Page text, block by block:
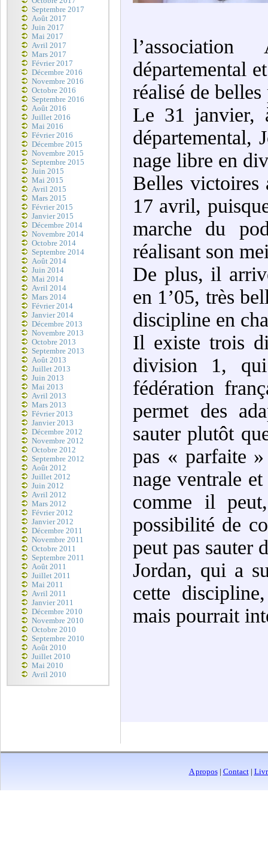
Septembre 2017
Août 2017
Juin 2017
Mai 2017
Avril 2017
Mars 2017
Février 2017
Décembre 2016
Novembre 2016
Octobre 2016
Septembre 2016
Août 2016
Juillet 2016
Mai 2016
Février 2016
Décembre 2015
Novembre 2015
Septembre 2015
Juin 2015
Mai 2015
Avril 2015
Mars 2015
Février 2015
Janvier 2015
Décembre 2014
Novembre 2014
Octobre 2014
Septembre 2014
Août 2014
Juin 2014
Mai 2014
Avril 2014
Mars 2014
Février 2014
Janvier 2014
Décembre 2013
Novembre 2013
Octobre 2013
Septembre 2013
Août 2013
Juillet 2013
Juin 2013
Mai 2013
Avril 2013
Mars 2013
Février 2013
Janvier 2013
Décembre 2012
Novembre 2012
Octobre 2012
Septembre 2012
Août 2012
Juillet 2012
Juin 2012
Avril 2012
Mars 2012
Février 2012
Janvier 2012
Décembre 2011
Novembre 2011
Octobre 2011
Septembre 2011
Août 2011
Juillet 2011
Mai 2011
Avril 2011
Janvier 2011
Décembre 2010
Novembre 2010
Octobre 2010
Septembre 2010
Août 2010
Juillet 2010
Mai 2010
Avril 2010
départemental
réalisé de
Le 31 janvier,
départemental,
nage libre en
Belles victoires
17 avril,
marche du
réalisant son
De plus, il
en 1’05, très
discipline en
Il existe trois
division 1,
fédération
permet des
sauter plutôt
pas « parfaite
nage ventrale
comme il
possibilité de
peut pas sauter
Jordan, qui a
cette
mais pourrait
A propos| Contact|